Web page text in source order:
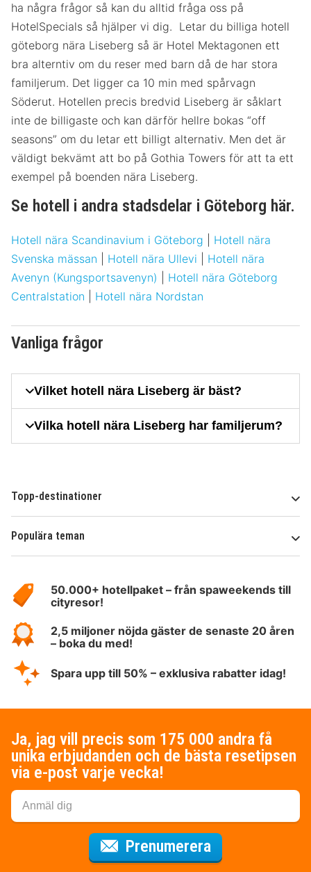
ha några frågor så kan du alltid fråga oss på
HotelSpecials så hjälper vi dig. Letar du billiga hotell
göteborg nära Liseberg så är Hotel Mektagonen ett
bra alterntiv om du reser med barn då de har stora
familjerum. Det ligger ca 10 min med spårvagn
Söderut. Hotellen precis bredvid Liseberg är såklart
inte de billigaste och kan därför hellre bokas “off
seasons” om du letar ett billigt alternativ. Men det är
väldigt bekvämt att bo på Gothia Towers för att ta ett
exempel på boenden nära Liseberg.
Se hotell i andra stadsdelar i Göteborg här.
Hotell nära Scandinavium i Göteborg
Hotell nära
Svenska mässan
Hotell nära Ullevi
Hotell nära
Avenyn (Kungsportsavenyn)
Hotell nära Göteborg
Centralstation
Hotell nära Nordstan
Vanliga frågor
Vilket hotell nära Liseberg är bäst?
Vilka hotell nära Liseberg har familjerum?
Topp-destinationer
Populära teman
HotelSpecials50.000+ hotellpaket – från spaweekends till
cityresor!
2,5 miljoner nöjda gäster de senaste 20 åren
– boka du med!
Spara upp till 50% – exklusiva rabatter idag!
Ja, jag vill precis som 175 000 andra få
unika erbjudanden och de bästa resetipsen
via e-post varje vecka!
Prenumerera